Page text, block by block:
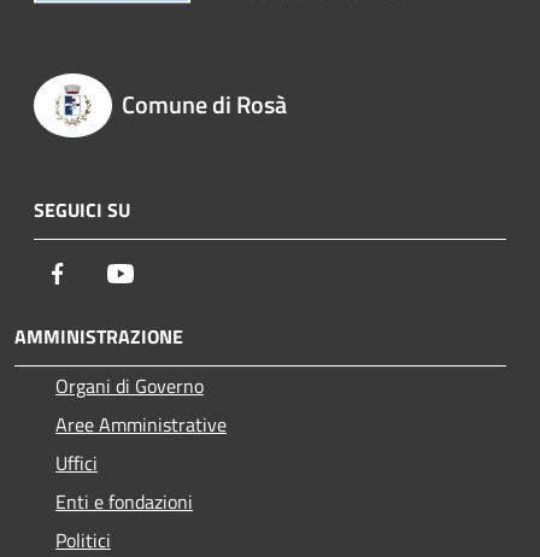
Comune di Rosà
SEGUICI SU
Facebook
AMMINISTRAZIONE
Organi di Governo
Aree Amministrative
Uffici
Enti e fondazioni
Politici